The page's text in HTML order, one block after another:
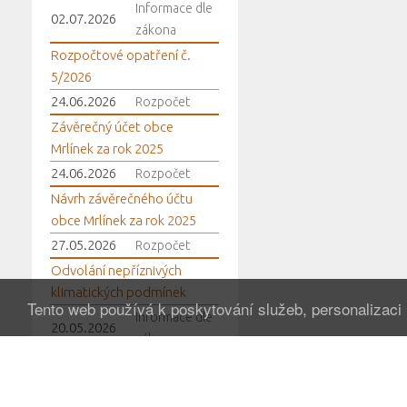
Tento web používá k poskytování služeb,
02.07.2026
Informace dle
zákona
Rozpočtové opatření č.
5/2026
24.06.2026
Rozpočet
Závěrečný účet obce
Mrlínek za rok 2025
24.06.2026
Rozpočet
Návrh závěrečného účtu
obce Mrlínek za rok 2025
27.05.2026
Rozpočet
Odvolání nepříznivých
klimatických podmínek
20.05.2026
Informace dle
zákona